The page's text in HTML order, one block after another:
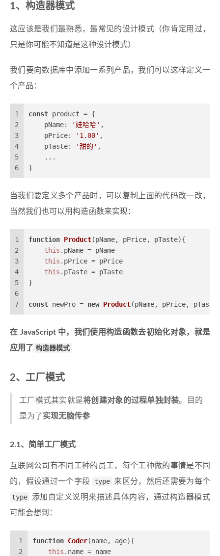
1、构造器模式
这应该是我们最熟悉，最常见的设计模式（你肯定用过，
只是你可能不知道是这种设计模式）
我们要向数据库中添加一系列产品，我们可以这样定义一
个产品：
1
2
3
4
5
6
const product = {
pName: '娃哈哈' ,
pPrice: '1.00' ,
pTaste: '甜的' ,
    ...
}
当我们要定义多个产品时，可以复制上面的代码改一改，
当然我们也可以用构造函数来实现：
1
2
3
4
5
6
7
function Product(pName, pPrice, pTaste){
this . pName = pName
this . pPrice = pPrice
this . pTaste = pTaste
}
const newPro = new Product(pName, pPrice,
在 JavaScript 中，我们使用构造函数去初始化对象，就是
应用了 构造器模式
2、工厂模式
工厂模式其实就是将创建对象的过程单独封装。目的
是为了 实现无脑传参
2.1、简单工厂模式
互联网公司有不同工种的员工，每个工种做的事情是不同
的，假设通过一个字段
type 来区分，然后还需要为每个
type 添加自定义说明来描述具体内容，通过构造器模式
可能会想到：
1
2
function Coder(name, age){
this . name = name